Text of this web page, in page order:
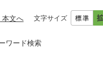
本文へ 文字サイズ
ワード検索